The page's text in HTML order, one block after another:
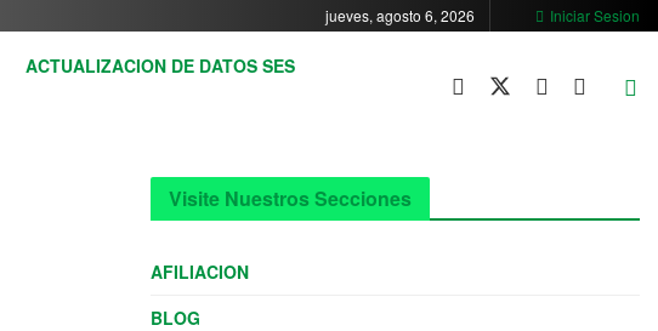
jueves, agosto 6, 2026 Iniciar Sesion
ACTUALIZACION DE DATOS SES
Visite Nuestros Secciones
AFILIACION
BLOG